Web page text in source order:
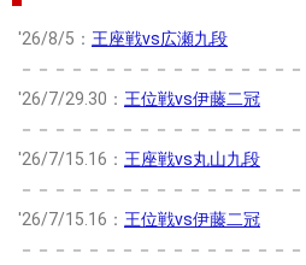
'26/8/5： 王座戦vs広瀬九段
－－－－－－－－－－－－－－－－－
'26/7/29.30： 王位戦vs伊藤二冠
－－－－－－－－－－－－－－－－－
'26/7/15.16： 王座戦vs丸山九段
－－－－－－－－－－－－－－－－－
'26/7/15.16： 王位戦vs伊藤二冠
－－－－－－－－－－－－－－－－－